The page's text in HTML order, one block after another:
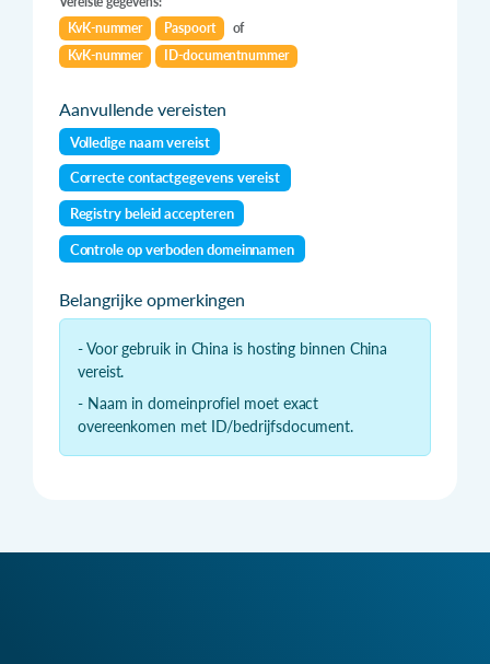
KvK-nummer
Paspoort
of
KvK-nummer
ID-documentnummer
Aanvullende vereisten
Volledige naam vereist
Correcte contactgegevens vereist
Registry beleid accepteren
Controle op verboden domeinnamen
Belangrijke opmerkingen
- Voor gebruik in China is hosting binnen China
vereist.
- Naam in domeinprofiel moet exact
overeenkomen met ID/bedrijfsdocument.